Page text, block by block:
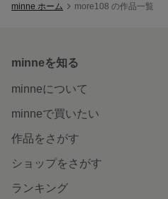
minne ホーム more108 の作品一覧
minneを知る
minneについて
minneで買いたい
作品をさがす
ショップをさがす
ランキング